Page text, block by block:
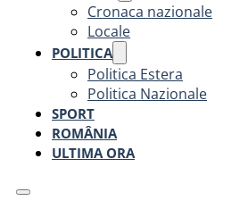
Cronaca nazionale
Locale
POLITICA
Politica Estera
Politica Nazionale
SPORT
ROMÂNIA
ULTIMA ORA